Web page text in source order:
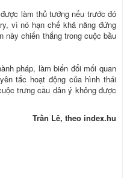
làm thủ tướng nếu trước đó
vì nó hạn chế khả năng đứng
này chiến thắng trong cuộc bầu
pháp, làm biến đổi mối quan
tắc hoạt động của hình thái
trưng cầu dân ý không được
Trần Lê, theo index.hu